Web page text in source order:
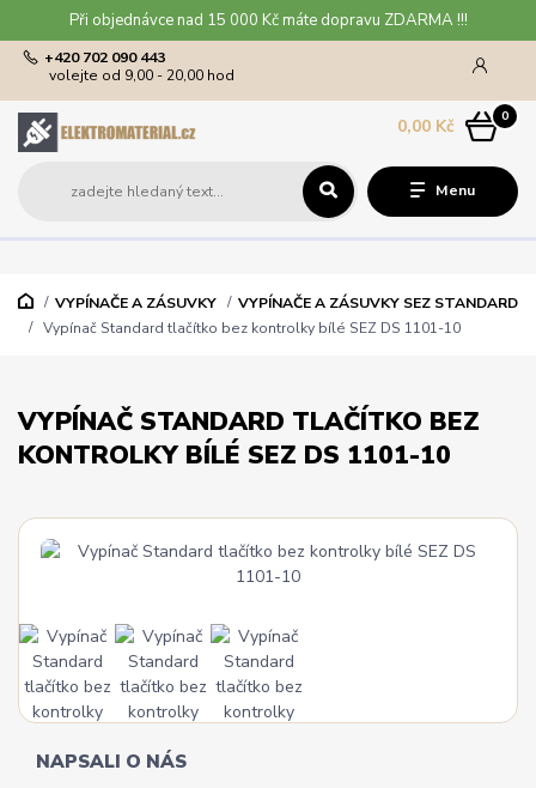
Při objednávce nad 15 000 Kč máte dopravu ZDARMA !!!
Menu
+420 702 090 443
volejte od 9,00 - 20,00 hod
0
0,00 Kč
VYPÍNAČE A ZÁSUVKY
VYPÍNAČE A ZÁSUVKY SEZ STANDARD
Vypínač Standard tlačítko bez kontrolky bílé SEZ DS 1101-10
VYPÍNAČ STANDARD TLAČÍTKO BEZ
KONTROLKY BÍLÉ SEZ DS 1101-10
NAPSALI O NÁS